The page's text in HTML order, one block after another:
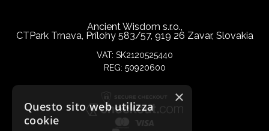
Ancient Wisdom s.r.o.,
CTPark Trnava, Prílohy 583/57, 919 26 Zavar, Slovakia
VAT: SK2120525440
REG: 50920600
×
Questo sito web utilizza
cookie